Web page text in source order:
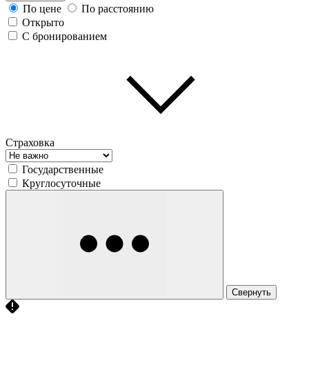
По цене
По расстоянию
Открыто
С бронированием
Страховка
Государственные
Круглосуточные
Свернуть